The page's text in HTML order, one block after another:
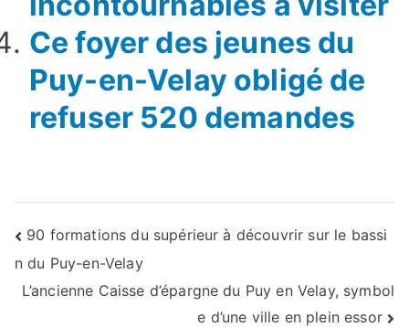
Ce foyer des jeunes du
Puy-en-Velay obligé de
refuser 520 demandes
Navigation
de
90 formations du supérieur à découvrir sur le bassi
n du Puy-en-Velay
L’ancienne Caisse d’épargne du Puy en Velay, symbol
e d’une ville en plein essor